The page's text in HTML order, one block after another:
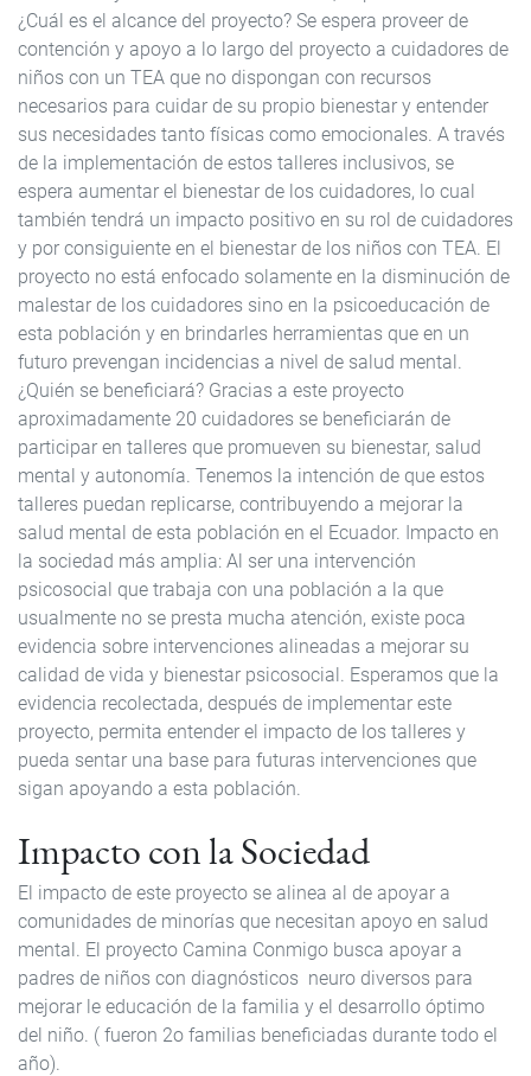
¿Cuál es el alcance del proyecto? Se espera proveer de
contención y apoyo a lo largo del proyecto a cuidadores de
niños con un TEA que no dispongan con recursos
necesarios para cuidar de su propio bienestar y entender
sus necesidades tanto físicas como emocionales. A través
de la implementación de estos talleres inclusivos, se
espera aumentar el bienestar de los cuidadores, lo cual
también tendrá un impacto positivo en su rol de cuidadores
y por consiguiente en el bienestar de los niños con TEA. El
proyecto no está enfocado solamente en la disminución de
malestar de los cuidadores sino en la psicoeducación de
esta población y en brindarles herramientas que en un
futuro prevengan incidencias a nivel de salud mental.
¿Quién se beneficiará? Gracias a este proyecto
aproximadamente 20 cuidadores se beneficiarán de
participar en talleres que promueven su bienestar, salud
mental y autonomía. Tenemos la intención de que estos
talleres puedan replicarse, contribuyendo a mejorar la
salud mental de esta población en el Ecuador. Impacto en
la sociedad más amplia: Al ser una intervención
psicosocial que trabaja con una población a la que
usualmente no se presta mucha atención, existe poca
evidencia sobre intervenciones alineadas a mejorar su
calidad de vida y bienestar psicosocial. Esperamos que la
evidencia recolectada, después de implementar este
proyecto, permita entender el impacto de los talleres y
pueda sentar una base para futuras intervenciones que
sigan apoyando a esta población.
Impacto con la Sociedad
El impacto de este proyecto se alinea al de apoyar a
comunidades de minorías que necesitan apoyo en salud
mental. El proyecto Camina Conmigo busca apoyar a
padres de niños con diagnósticos neuro diversos para
mejorar le educación de la familia y el desarrollo óptimo
del niño. ( fueron 2o familias beneficiadas durante todo el
año).